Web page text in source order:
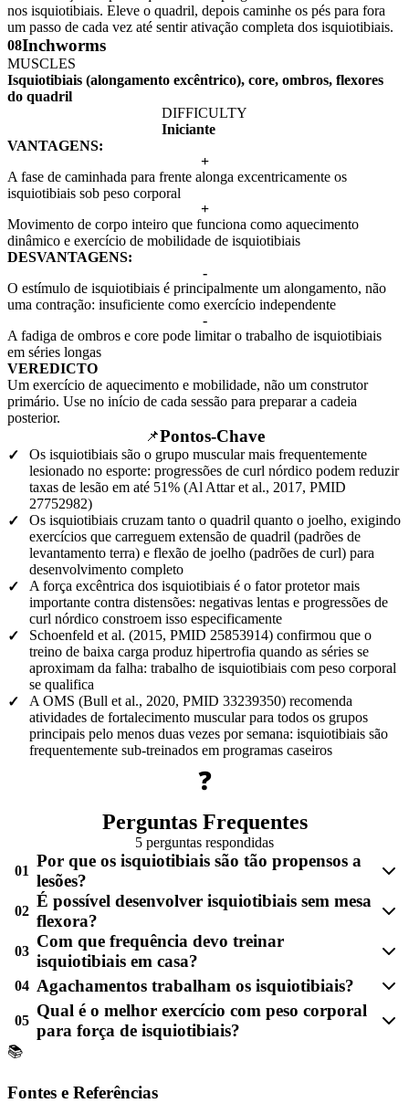
nos isquiotibiais. Eleve o quadril, depois caminhe os pés para fora
um passo de cada vez até sentir ativação completa dos isquiotibiais.
08Inchworms
MUSCLES
Isquiotibiais (alongamento excêntrico), core, ombros, flexores
do quadril
DIFFICULTY
Iniciante
VANTAGENS:
+
A fase de caminhada para frente alonga excentricamente os
isquiotibiais sob peso corporal
+
Movimento de corpo inteiro que funciona como aquecimento
dinâmico e exercício de mobilidade de isquiotibiais
DESVANTAGENS:
-
O estímulo de isquiotibiais é principalmente um alongamento, não
uma contração: insuficiente como exercício independente
-
A fadiga de ombros e core pode limitar o trabalho de isquiotibiais
em séries longas
VEREDICTO
Um exercício de aquecimento e mobilidade, não um construtor
primário. Use no início de cada sessão para preparar a cadeia
posterior.
📌Pontos-Chave
✓
Os isquiotibiais são o grupo muscular mais frequentemente
lesionado no esporte: progressões de curl nórdico podem reduzir
taxas de lesão em até 51% (Al Attar et al., 2017, PMID
27752982)
✓
Os isquiotibiais cruzam tanto o quadril quanto o joelho, exigindo
exercícios que carreguem extensão de quadril (padrões de
levantamento terra) e flexão de joelho (padrões de curl) para
desenvolvimento completo
✓
A força excêntrica dos isquiotibiais é o fator protetor mais
importante contra distensões: negativas lentas e progressões de
curl nórdico constroem isso especificamente
✓
Schoenfeld et al. (2015, PMID 25853914) confirmou que o
treino de baixa carga produz hipertrofia quando as séries se
aproximam da falha: trabalho de isquiotibiais com peso corporal
se qualifica
✓
A OMS (Bull et al., 2020, PMID 33239350) recomenda
atividades de fortalecimento muscular para todos os grupos
principais pelo menos duas vezes por semana: isquiotibiais são
frequentemente sub-treinados em programas caseiros
❓
Perguntas Frequentes
5 perguntas respondidas
01
Por que os isquiotibiais são tão propensos a
lesões?
02
É possível desenvolver isquiotibiais sem mesa
flexora?
03
Com que frequência devo treinar
isquiotibiais em casa?
04 Agachamentos trabalham os isquiotibiais?
05
Qual é o melhor exercício com peso corporal
para força de isquiotibiais?
📚
Fontes e Referências